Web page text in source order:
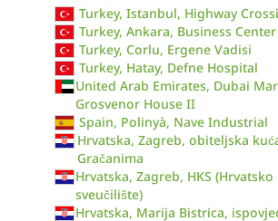
Turkey, Istanbul, Highway
Turkey, Ankara, Business Center
Turkey, Corlu, Ergene Vadisi
Turkey, Hatay, Defne Hospital
United Arab Emirates, Dubai
Grosvenor House II
Spain, Polinyà, Nave Industrial
Hrvatska, Zagreb, obiteljska
Gračanima
Hrvatska, Zagreb, HKS
sveučilište)
Hrvatska, Marija Bistrica,